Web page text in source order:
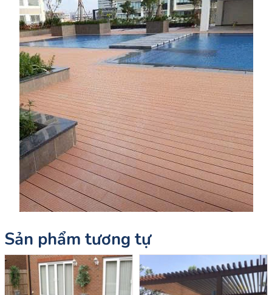
Sản phẩm tương tự